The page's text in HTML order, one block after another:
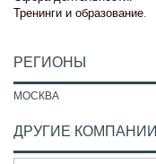
Тренинги и образование.
РЕГИОНЫ
МОСКВА
ДРУГИЕ КОМПАНИИ